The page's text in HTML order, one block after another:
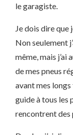
le garagiste.
Je dois dire
Non seulement
même, mais j’ai
de mes pneus
avant mes
guide à tous les
rencontrent des